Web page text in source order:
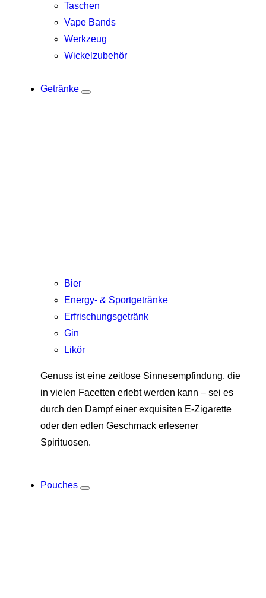
Taschen
Vape Bands
Werkzeug
Wickelzubehör
Getränke
Bier
Energy- & Sportgetränke
Erfrischungsgetränk
Gin
Likör
Genuss ist eine zeitlose Sinnesempfindung, die
in vielen Facetten erlebt werden kann – sei es
durch den Dampf einer exquisiten E-Zigarette
oder den edlen Geschmack erlesener
Spirituosen.
Pouches